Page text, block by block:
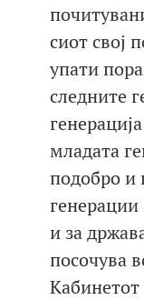
сиот свој
упати
следните
младата
подобро и
генерации
и за
посочува
Кабинетот